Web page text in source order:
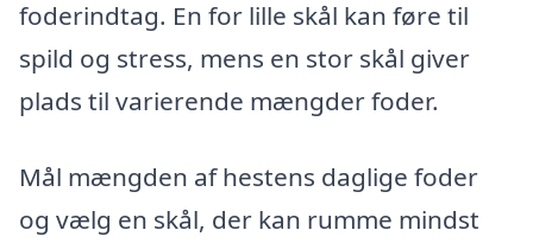
foderindtag. En for lille skål kan føre til
spild og stress, mens en stor skål giver
plads til varierende mængder foder.
Mål mængden af hestens daglige foder
og vælg en skål, der kan rumme mindst